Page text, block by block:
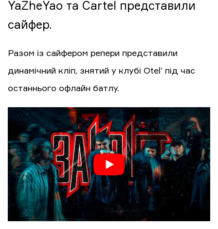
YaZheYao та Cartel представили
сайфер.
Разом із сайфером репери представили
динамічний кліп, знятий у клубі Otel’ під час
останнього офлайн батлу.